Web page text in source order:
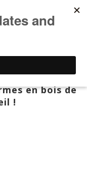
Lifestyle
en bois de
!